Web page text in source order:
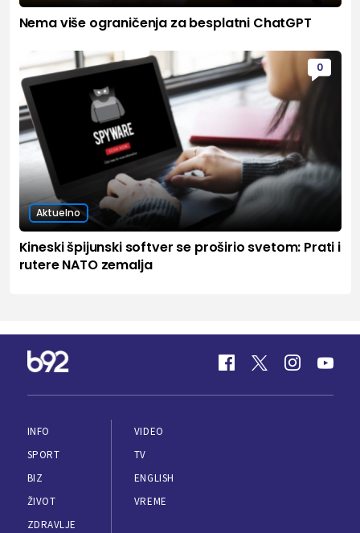
Nema više ograničenja za besplatni ChatGPT
0
Aktuelno
Kineski špijunski softver se proširio svetom: Prati i
rutere NATO zemalja
INFO
SPORT
BIZ
ŽIVOT
ZDRAVLJE
VIDEO
TV
ENGLISH
VREME